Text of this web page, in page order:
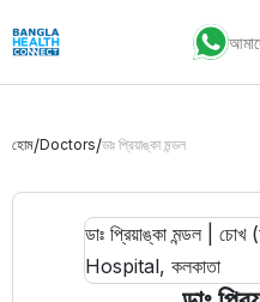
হোম/Doctors/ডাঃ প্রিয়াঙ্কা মন্ডল